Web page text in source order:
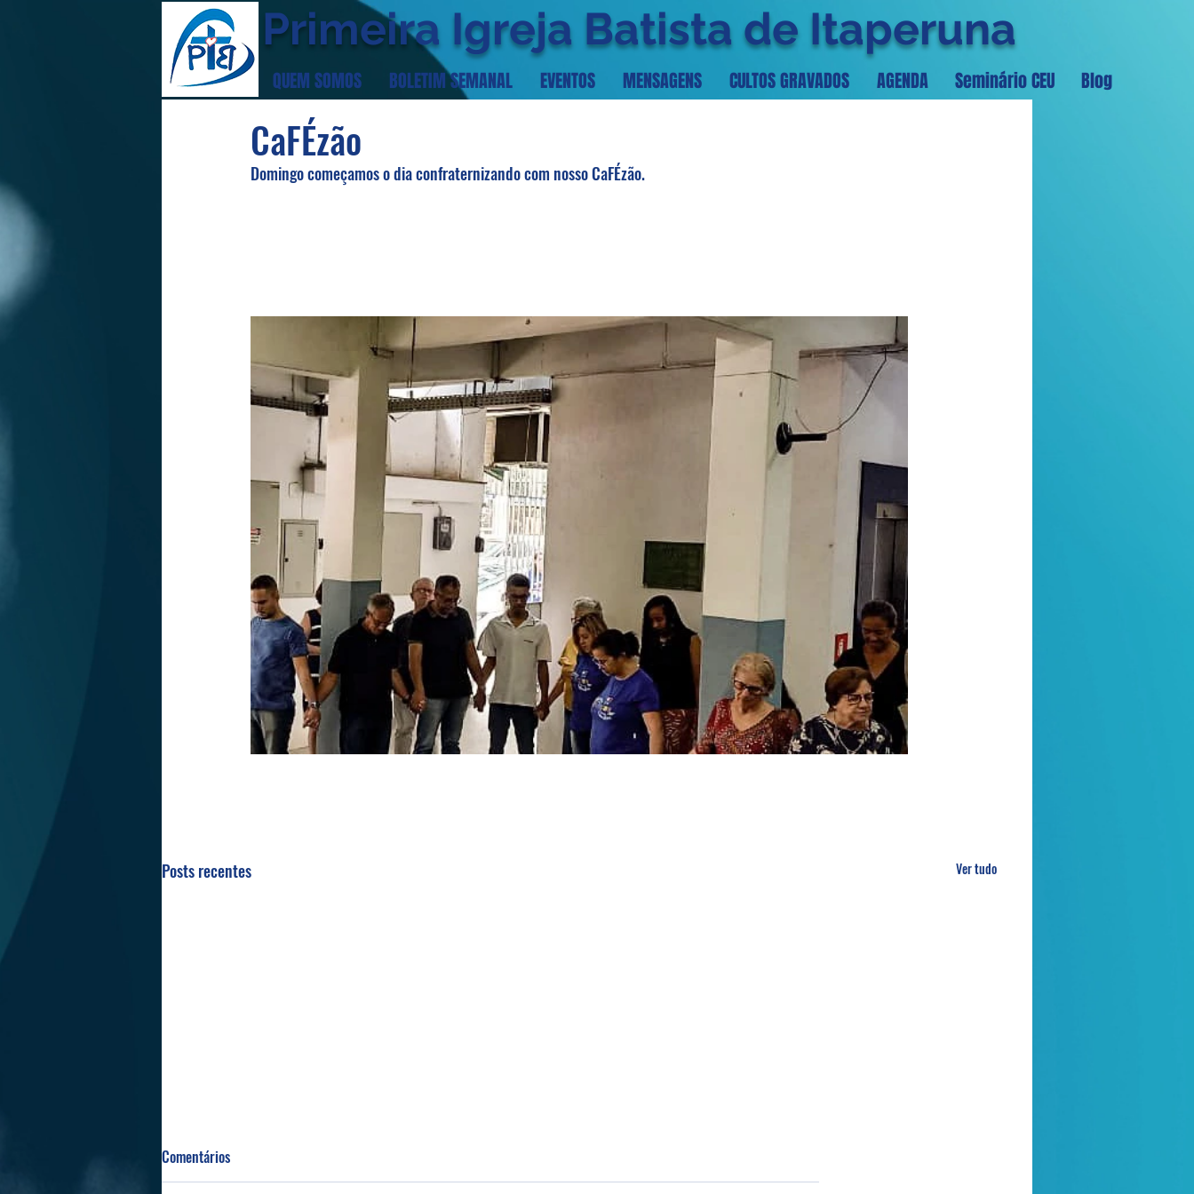
QUEM SOMOS BOLETIM SEMANAL EVENTOS MENSAGENS CULTOS GRAVADOS AGENDA Seminário CEU Blog
Primeira Igreja Batista de Itaperuna
CaFÉzão
Domingo começamos o dia confraternizando com nosso CaFÉzão.
Posts recentes Ver tudo
Comentários